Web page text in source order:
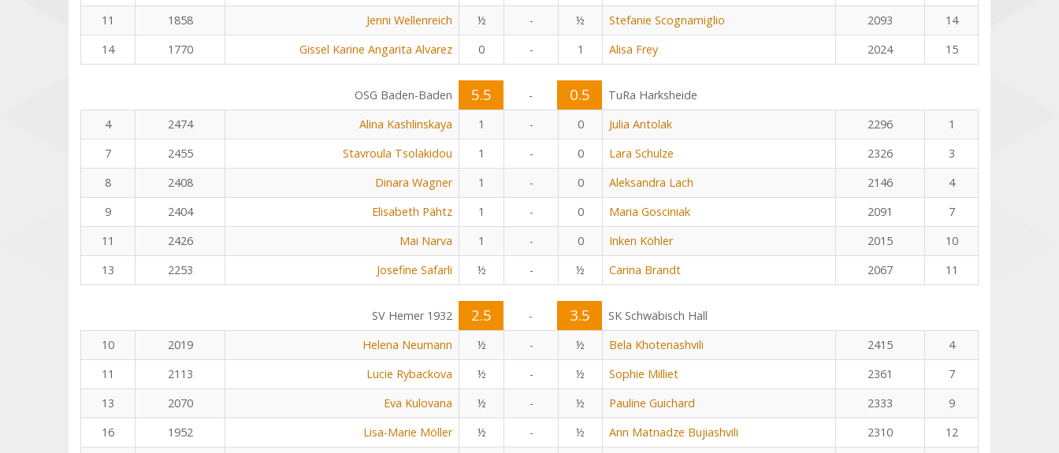
11
1858 Jenni Wellenreich ½ - ½ Stefanie Scognamiglio 2093
14
14
1770 Gissel Karine Angarita Alvarez 0 - 1 Alisa Frey 2024 15
OSG Baden-Baden 5.5 - 0.5
TuRa Harksheide
4
2474 Alina Kashlinskaya 1 - 0 Julia Antolak 2296
1
7
2455 Stavroula Tsolakidou 1 - 0 Lara Schulze 2326
3
8
2408 Dinara Wagner 1 - 0 Aleksandra Lach 2146
4
9
2404 Elisabeth Pähtz 1 - 0 Maria Gosciniak 2091
7
11
2426 Mai Narva 1 - 0 Inken Köhler 2015
10
13
2253 Josefine Safarli ½ - ½ Carina Brandt 2067 11
SV Hemer 1932 2.5 - 3.5
SK Schwäbisch Hall
10
2019 Helena Neumann ½ - ½ Bela Khotenashvili 2415
4
11
2113 Lucie Rybackova ½ - ½ Sophie Milliet 2361
7
13
2070 Eva Kulovana ½ - ½ Pauline Guichard 2333
9
16
1952 Lisa-Marie Möller ½ - ½ Ann Matnadze Bujiashvili 2310
12